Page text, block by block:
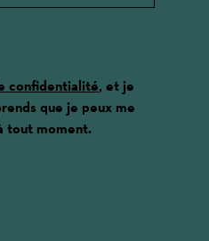
confidentialité, et je
que je peux me
tout moment.